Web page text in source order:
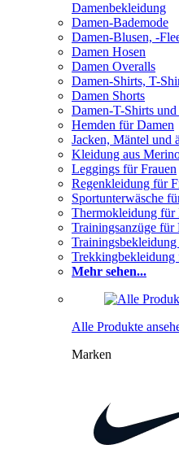
Damenbekleidung
Damen-Bademode
Damen-Blusen, -
Damen Hosen
Damen Overalls
Damen-Shirts, T-
Damen Shorts
Damen-T-Shirts
Hemden für Damen
Jacken, Mäntel und
Kleidung aus
Leggings für Frauen
Regenkleidung für
Sportunterwäsche
Thermokleidung für
Trainingsanzüge für
Trekkingbekleidung
Mehr sehen...
Alle Produkte
Marken